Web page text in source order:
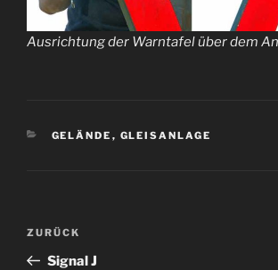
Ausrichtung der Warntafel über dem
KATEGORIEN
GELÄNDE , GLEISANLAGE
Beitragsnavigation
Vorheriger
Beitrag
ZURÜCK
Signal J